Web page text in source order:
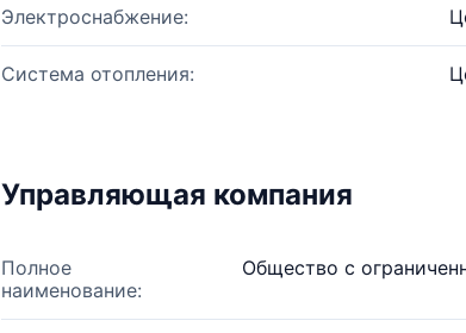
Электроснабжение:
Система отопления:
Управляющая компания
Полное
наименование:
Общество с